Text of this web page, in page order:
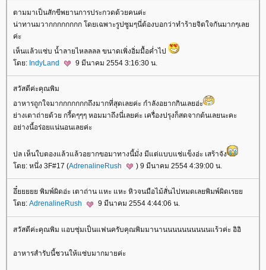
ตามมาเป็นสักขีพยานการประกวดด้วยคนค่ะ
น่าทานมวากกกกกกกก โดยเฉพาะรูปซูมๆนี่ต้องบอกว่าทำร้ายจิตใจกันมากๆเล
ค่ะ
เห็นแล้วแซ่บ น้ำลายไหลลลล ขนาดเพิ่งอิ่มมื้อค่ำไป
ดย: IndyLand 9 มีนาคม 2554 3:16:30 น.
สวัสดีค่ะคุณพิม
อาหารถูกใจมากกกกกกกถึงมากที่สุดเลยค่ะ กำลังอยากกินเลยอ่ะ
่างเตาถ่ายด้วย กรี้ดๆๆๆ หอมมาถึงนี่เลยค่ะ เครื่องปรุงก็สดจากต้นเลยนะคะ
อย่างนี้อร่อยแน่นอนเลยค่ะ
ปล เห็นใบตองแล้วแล้วอยากขอมาทางนี้มั่ง มีแต่แบบแช่แข็งอ่ะ เสร้าจัง
ดย: หนึ่ง 3F#17 (AdrenalineRush ) 9 มีนาคม 2554 4:39:00 น.
อึ๋ยยยยย พิมพ์ผิดอ่ะ เตาถ่าน แหะ แหะ หิวจนมือไม้สั่นไปหมดเลยพิมพ์ผิดเร
ดย: AdrenalineRush 9 มีนาคม 2554 4:44:06 น.
สวัสดีค่ะคุณพิม แอบซุ่มเป็นแฟนครับคุณพิมมานานนนนนนนนนนแร้วค่ะ อิอิ
อาหารสำรับนี้ชวนให้แซ่บมากมายค่ะ